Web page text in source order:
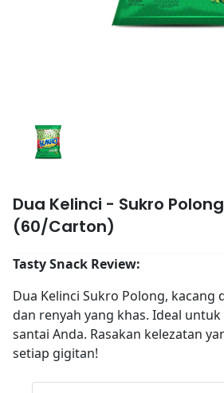
Dua Kelinci - Sukro
(60/Carton)
Tasty Snack Review:
Dua Kelinci Sukro Polong, kacang
dan renyah yang khas. Ideal
santai Anda. Rasakan kelezatan
setiap gigitan!